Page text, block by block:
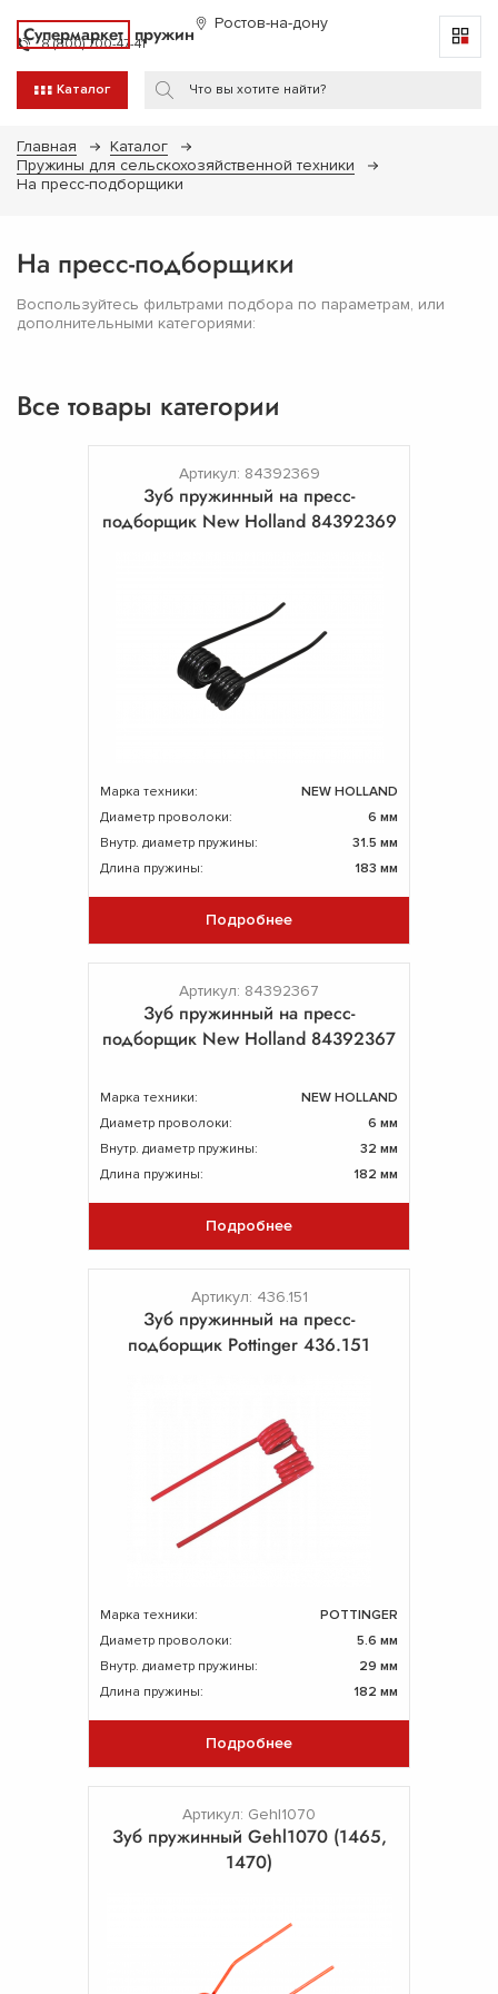
Супермаркет пружин Ростов-на-дону
8 (800) 700-47-41
Каталог
Главная
Каталог
Пружины для сельскохозяйственной техники
На пресс-подборщики
На пресс-подборщики
Воспользуйтесь фильтрами подбора по параметрам, или
дополнительными категориями:
Все товары категории
Артикул: 84392369
Зуб пружинный на пресс-
подборщик New Holland 84392369
Марка техники:
NEW HOLLAND
Диаметр проволоки:
6 мм
Внутр. диаметр пружины:
31.5 мм
Длина пружины:
183 мм
Подробнее
Артикул: 84392367
Зуб пружинный на пресс-
подборщик New Holland 84392367
Марка техники:
NEW HOLLAND
Диаметр проволоки:
6 мм
Внутр. диаметр пружины:
32 мм
Длина пружины:
182 мм
Подробнее
Артикул: 436.151
Зуб пружинный на пресс-
подборщик Pottinger 436.151
Марка техники:
POTTINGER
Диаметр проволоки:
5.6 мм
Внутр. диаметр пружины:
29 мм
Длина пружины:
182 мм
Подробнее
Артикул: Gehl1070
Зуб пружинный Gehl1070 (1465,
1470)